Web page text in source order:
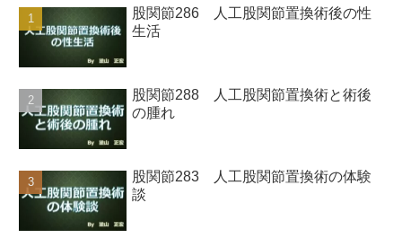
股関節286 人工股関節置換術後の性
生活
股関節288 人工股関節置換術と術後
の腫れ
股関節283 人工股関節置換術の体験
談